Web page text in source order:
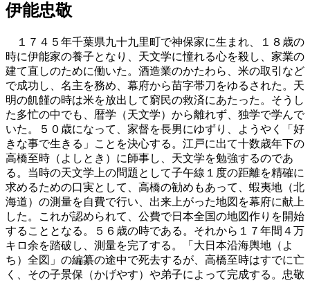
伊能忠敬
１７４５年千葉県九十九里町で神保家に生まれ、１８歳の
時に伊能家の養子となり、天文学に憧れる心を殺し、家業の
建て直しのために働いた。酒造業のかたわら、米の取引など
で成功し、名主を務め、幕府から苗字帯刀をゆるされた。天
明の飢饉の時は米を放出して窮民の救済にあたった。そうし
た多忙の中でも、暦学（天文学）から離れず、独学で学んで
いた。５０歳になって、家督を長男にゆずり、ようやく「好
きな事で生きる」ことを決心する。江戸に出て十数歳年下の
高橋至時（よしとき）に師事し、天文学を勉強するのであ
る。当時の天文学上の問題として子午線１度の距離を精確に
求めるための口実として、高橋の勧めもあって、蝦夷地（北
海道）の測量を自費で行い、出来上がった地図を幕府に献上
した。これが認められて、公費で日本全国の地図作りを開始
することとなる。５６歳の時である。それから１７年間４万
キロ余を踏破し、測量を完了する。「大日本沿海輿地（よ
ち）全図」の編纂の途中で死去するが、高橋至時はすでに亡
く、その子景保（かげやす）や弟子によって完成する。忠敬